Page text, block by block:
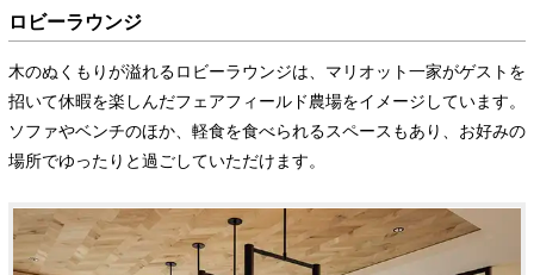
ロビーラウンジ
木のぬくもりが溢れるロビーラウンジは、マリオット一家がゲストを
招いて休暇を楽しんだフェアフィールド農場をイメージしています。
ソファやベンチのほか、軽食を食べられるスペースもあり、お好みの
場所でゆったりと過ごしていただけます。